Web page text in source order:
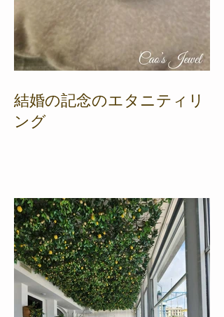
結婚の記念のエタニティリ
ング